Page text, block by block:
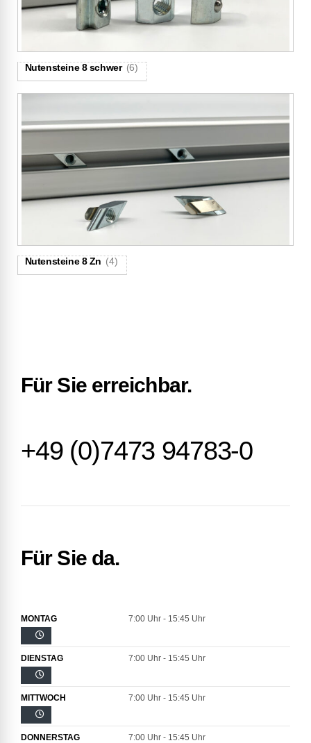
Nutensteine 8 schwer (6)
Nutensteine 8 Zn (4)
Für Sie erreichbar.
+49 (0)7473 94783-0
Für Sie da.
MONTAG 7:00 Uhr - 15:45 Uhr
DIENSTAG 7:00 Uhr - 15:45 Uhr
MITTWOCH 7:00 Uhr - 15:45 Uhr
DONNERSTAG 7:00 Uhr - 15:45 Uhr